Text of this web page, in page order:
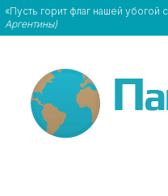
«Пусть горит флаг нашей убогой
Аргентины)